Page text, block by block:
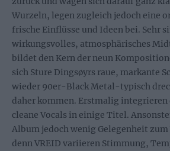
Wurzeln, legen zugleich jedoch eine
frische Einflüsse und Ideen bei. Sehr
wirkungsvolles, atmosphärisches
bildet den Kern der neun
sich Sture Dingsøyrs raue, markante
wieder 90er-Black Metal-typisch
daher kommen. Erstmalig integrieren
cleane Vocals in einige Titel.
Album jedoch wenig Gelegenheit
denn VREID variieren Stimmung,